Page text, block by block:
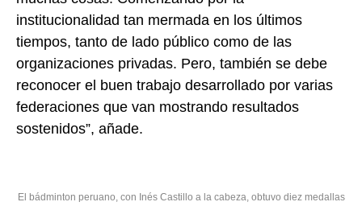
institucionalidad tan mermada en los últimos
tiempos, tanto de lado público como de las
organizaciones privadas. Pero, también se debe
reconocer el buen trabajo desarrollado por varias
federaciones que van mostrando resultados
sostenidos”, añade.
El bádminton peruano, con Inés Castillo a la cabeza, obtuvo diez medallas